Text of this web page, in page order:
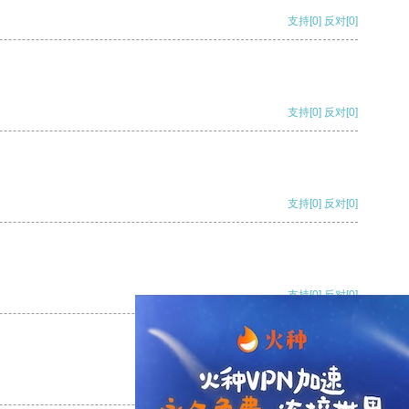
支持[0] 反对[0]
支持[0] 反对[0]
支持[0] 反对[0]
支持[0] 反对[0]
支持[0] 反对